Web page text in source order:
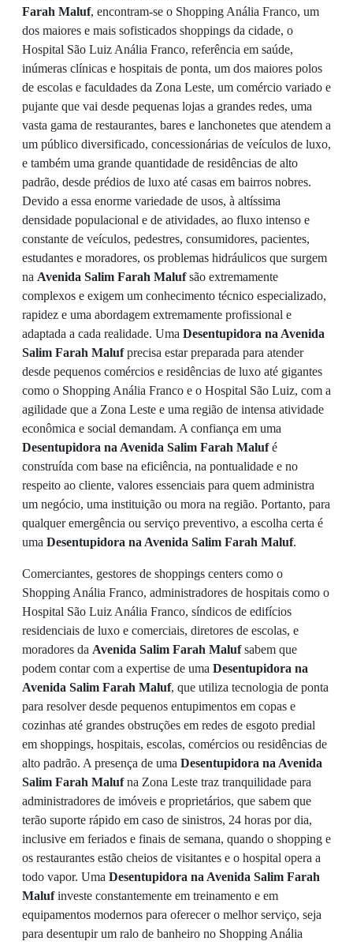
Farah Maluf, encontram-se o Shopping Anália Franco, um
dos maiores e mais sofisticados shoppings da cidade, o
Hospital São Luiz Anália Franco, referência em saúde,
inúmeras clínicas e hospitais de ponta, um dos maiores polos
de escolas e faculdades da Zona Leste, um comércio variado e
pujante que vai desde pequenas lojas a grandes redes, uma
vasta gama de restaurantes, bares e lanchonetes que atendem a
um público diversificado, concessionárias de veículos de luxo,
e também uma grande quantidade de residências de alto
padrão, desde prédios de luxo até casas em bairros nobres.
Devido a essa enorme variedade de usos, à altíssima
densidade populacional e de atividades, ao fluxo intenso e
constante de veículos, pedestres, consumidores, pacientes,
estudantes e moradores, os problemas hidráulicos que surgem
na Avenida Salim Farah Malufsão extremamente
complexos e exigem um conhecimento técnico especializado,
rapidez e uma abordagem extremamente profissional e
adaptada a cada realidade. Uma Desentupidora na Avenida
Salim Farah Malufprecisa estar preparada para atender
desde pequenos comércios e residências de luxo até gigantes
como o Shopping Anália Franco e o Hospital São Luiz, com a
agilidade que a Zona Leste e uma região de intensa atividade
econômica e social demandam. A confiança em uma
Desentupidora na Avenida Salim Farah Malufé
construída com base na eficiência, na pontualidade e no
respeito ao cliente, valores essenciais para quem administra
um negócio, uma instituição ou mora na região. Portanto, para
qualquer emergência ou serviço preventivo, a escolha certa é
uma Desentupidora na Avenida Salim Farah Maluf.
Comerciantes, gestores de shoppings centers como o
Shopping Anália Franco, administradores de hospitais como o
Hospital São Luiz Anália Franco, síndicos de edifícios
residenciais de luxo e comerciais, diretores de escolas, e
moradores da Avenida Salim Farah Malufsabem que
podem contar com a expertise de uma Desentupidora na
Avenida Salim Farah Maluf, que utiliza tecnologia de ponta
para resolver desde pequenos entupimentos em copas e
cozinhas até grandes obstruções em redes de esgoto predial
em shoppings, hospitais, escolas, comércios ou residências de
alto padrão. A presença de uma Desentupidora na Avenida
Salim Farah Malufna Zona Leste traz tranquilidade para
administradores de imóveis e proprietários, que sabem que
terão suporte rápido em caso de sinistros, 24 horas por dia,
inclusive em feriados e finais de semana, quando o shopping e
os restaurantes estão cheios de visitantes e o hospital opera a
todo vapor. Uma Desentupidora na Avenida Salim Farah
Malufinveste constantemente em treinamento e em
equipamentos modernos para oferecer o melhor serviço, seja
para desentupir um ralo de banheiro no Shopping Anália